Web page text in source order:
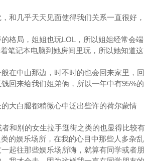
几乎天天见面使得我们关系一直很好，
局，姐姐也玩LOL，所以姐姐经常会端
笔记本电脑到她房间里玩，所以她知道这
中山那边，时不时的也会回来家里，回
回来给我们姐弟俩，所以一年中有95%的
大白腿都稍微心中泛出些许的荷尔蒙情
和别的女生拉手逛街之类的也显得比较有
的娱乐场所，在我的心目中那些人多杂乱
起往那些娱乐场所嗨，就算有同学或者朋